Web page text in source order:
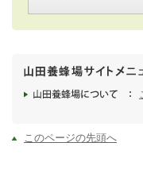
このページの先頭へ